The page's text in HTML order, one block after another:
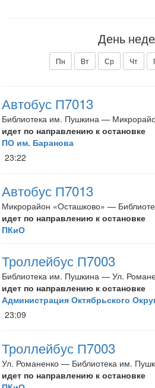
День
Пн Вт Ср Чт
Автобус П7013
Библиотека им. Пушкина —
идет по направлению к остановке
ПО им. Баранова
23:22
Автобус П7013
Микрорайон «Осташково» —
идет по направлению к остановке
ПКиО
Троллейбус П7003
Библиотека им. Пушкина — Ул.
идет по направлению к остановке
Администрация Октябрьского
23:09
Троллейбус П7003
Ул. Романенко — Библиотека им.
идет по направлению к остановке